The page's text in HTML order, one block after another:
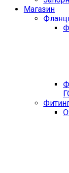
Магазин